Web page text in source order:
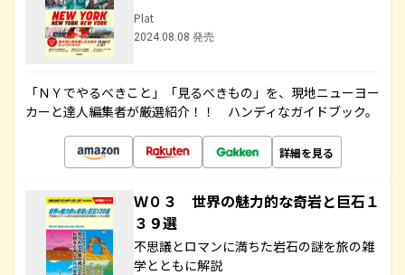
Plat
2024.08.08 発売
「ＮＹでやるべきこと」「見るべきもの」を、現地ニューヨー
カーと達人編集者が厳選紹介！！ ハンディなガイドブック。
詳細を見る
Ｗ０３ 世界の魅力的な奇岩と巨石１
３９選
不思議とロマンに満ちた岩石の謎を旅の雑
学とともに解説